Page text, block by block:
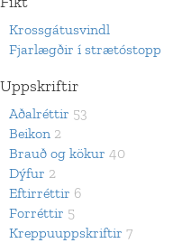
Krossgátusvindl
Fjarlægðir í strætóstopp
Uppskriftir
Aðalréttir 53
Beikon 2
Brauð og kökur 40
Dýfur 2
Eftirréttir 6
Forréttir 5
Kreppuuppskriftir 7